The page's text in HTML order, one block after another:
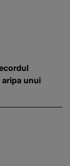
aripa unui